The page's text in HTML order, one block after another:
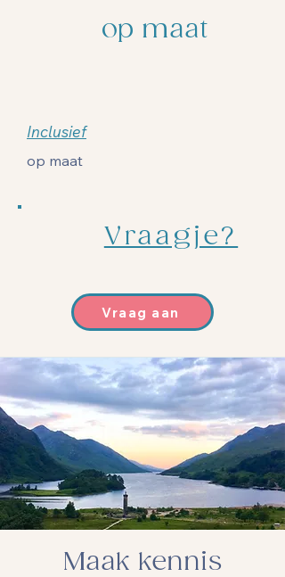
op maat
Inclusief
op maat
Vraagje?
Vraag aan
Maak kennis